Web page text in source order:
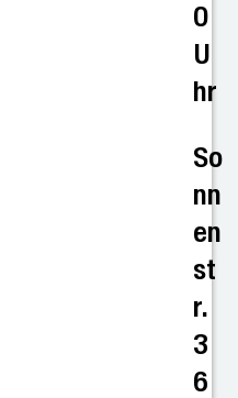
0
U
hr
So
nn
en
st
r.
3
6